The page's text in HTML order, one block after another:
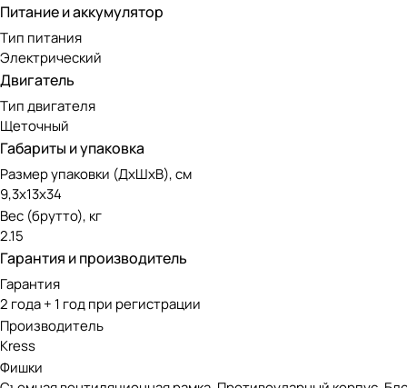
Питание и аккумулятор
Тип питания
Электрический
Двигатель
Тип двигателя
Щеточный
Габариты и упаковка
Размер упаковки (ДxШxВ), см
9,3x13x34
Вес (брутто), кг
2.15
Гарантия и производитель
Гарантия
2 года + 1 год при регистрации
Производитель
Kress
Фишки